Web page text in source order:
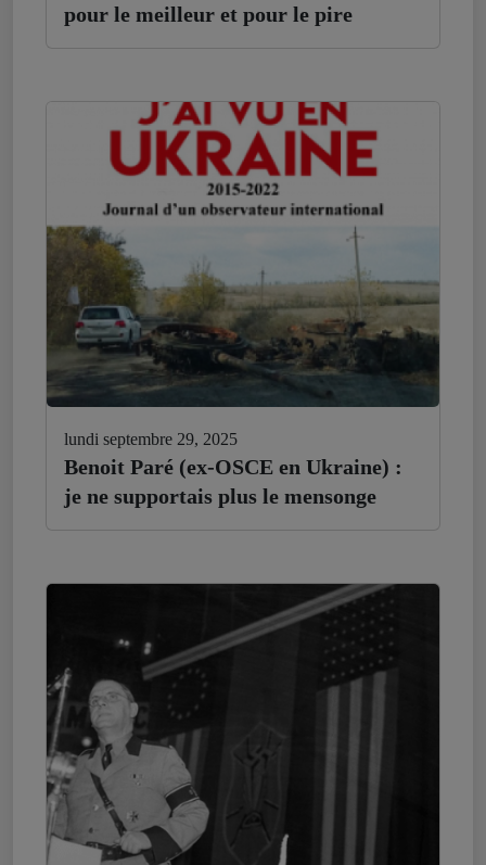
pour le meilleur et pour le pire
lundi septembre 29, 2025
Benoit Paré (ex-OSCE en Ukraine) :
je ne supportais plus le mensonge